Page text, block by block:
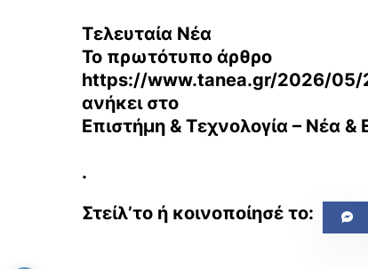
Τελευταία Νέα
Το πρωτότυπο άρθρο
https://www.tanea.gr/2026/05/
ανήκει στο
Επιστήμη & Τεχνολογία – Νέα &
.